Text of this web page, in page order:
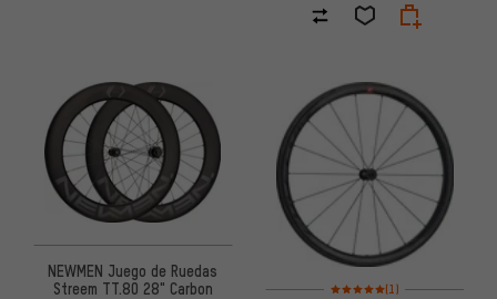
NEWMEN Juego de Ruedas
Streem TT.80 28" Carbon
Valoración media: 5 de 5
(1)